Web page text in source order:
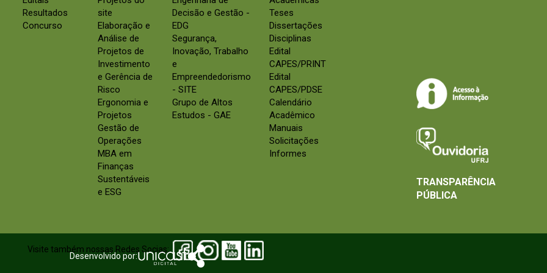
Resultados
Concurso
site
Elaboração e
Análise de
Projetos de
Investimento
e Gerência de
Risco
Ergonomia e
Projetos
Gestão de
Operações
MBA em
Finanças
Sustentáveis
e ESG
Decisão e Gestão -
EDG
Segurança,
Inovação, Trabalho
e
Empreendedorismo
- SITE
Grupo de Altos
Estudos - GAE
Teses
Dissertações
Disciplinas
Edital
CAPES/PRINT
Edital
CAPES/PDSE
Calendário
Acadêmico
Manuais
Solicitações
Informes
Visite também nossas Redes Socias:
TRANSPARÊNCIA
PÚBLICA
Desenvolvido por: